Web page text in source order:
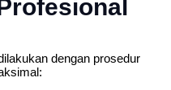
dengan prosedur